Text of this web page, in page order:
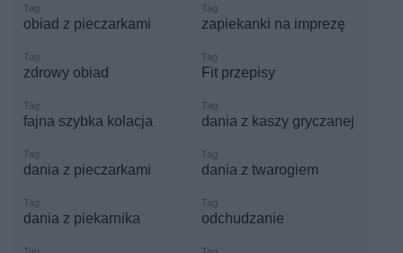
obiad z pieczarkami zapiekanki na imprezę
zdrowy obiad Fit przepisy
fajna szybka kolacja dania z kaszy gryczanej
dania z pieczarkami dania z twarogiem
dania z piekarnika odchudzanie